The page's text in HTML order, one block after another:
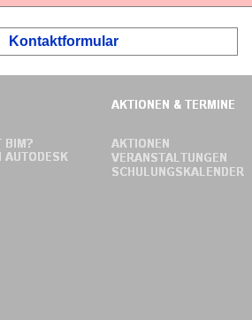
Kontaktformular